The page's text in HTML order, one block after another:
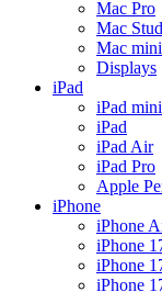
Mac Pro
Mac
Mac mini
Displays
iPad
iPad mini
iPad
iPad Air
iPad Pro
Apple
iPhone
iPhone
iPhone
iPhone
iPhone